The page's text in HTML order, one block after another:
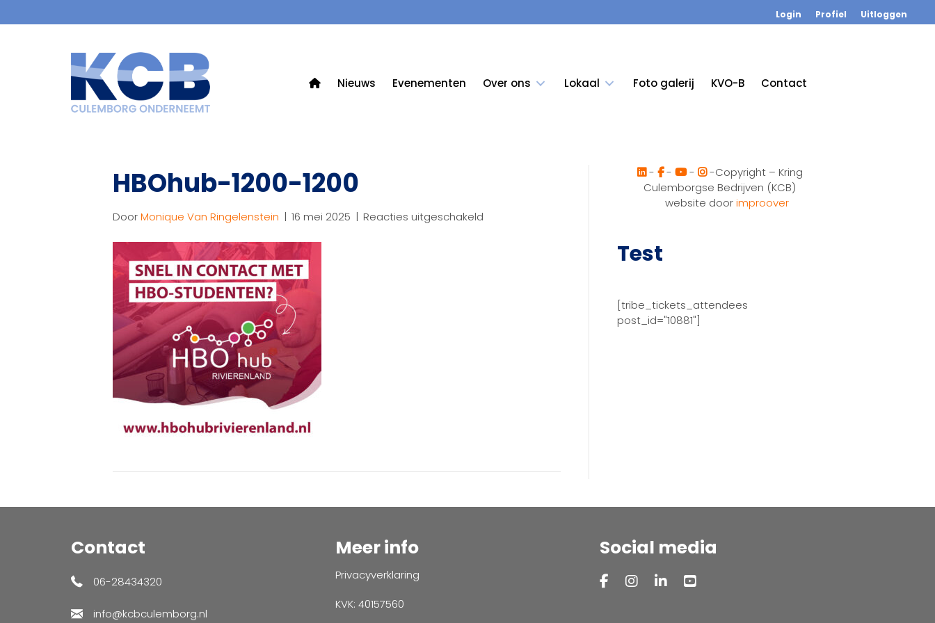
Login Profiel Uitloggen
Nieuws Evenementen Over ons Lokaal Foto galerij KVO-B Contact
HBOhub-1200-1200
DoorMonique Van Ringelenstein | 16 mei 2025 | Reacties uitgeschakeld
- - -
-Copyright – Kring
Culemborgse Bedrijven (KCB)
website doorimproover
Test
[tribe_tickets_attendees
post_id="10881"]
Contact
06-28434320
info@kcbculemborg.nl
Meer info
Privacyverklaring
KVK: 40157560
Social media